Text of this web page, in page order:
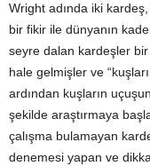
Wright adında iki
bir fikir ile dünyanın
seyre dalan kardeşler bir
hale gelmişler ve
ardından kuşların
şekilde araştırmaya
çalışma bulamayan
denemesi yapan ve